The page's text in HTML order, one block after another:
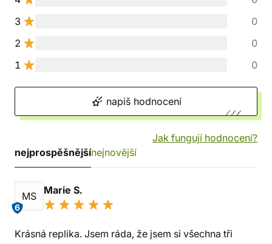
3
0
2
0
1
0
napiš hodnocení
Jak fungují hodnocení?
nejprospěšnějšínejnovější
MS
6
Marie S.
Krásná replika. Jsem ráda, že jsem si všechna tři